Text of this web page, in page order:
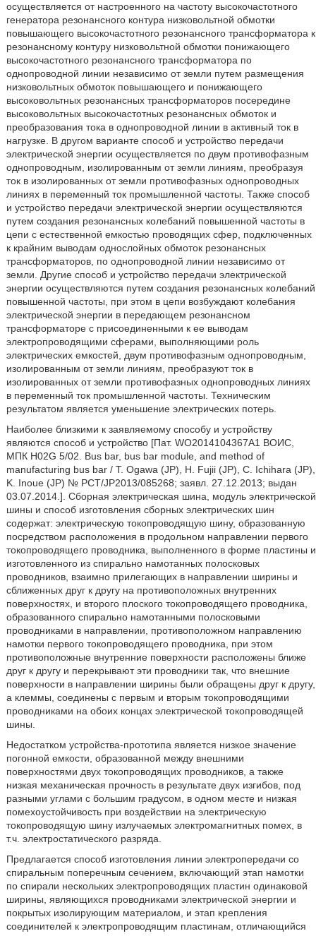
осуществляется от настроенного на частоту высокочастотного
генератора резонансного контура низковольтной обмотки
повышающего высокочастотного резонансного трансформатора к
резонансному контуру низковольтной обмотки понижающего
высокочастотного резонансного трансформатора по
однопроводной линии независимо от земли путем размещения
низковольтных обмоток повышающего и понижающего
высоковольтных резонансных трансформаторов посередине
высоковольтных высокочастотных резонансных обмоток и
преобразования тока в однопроводной линии в активный ток в
нагрузке. В другом варианте способ и устройство передачи
электрической энергии осуществляется по двум противофазным
однопроводным, изолированным от земли линиям, преобразуя
ток в изолированных от земли противофазных однопроводных
линиях в переменный ток промышленной частоты. Также способ
и устройство передачи электрической энергии осуществляются
путем создания резонансных колебаний повышенной частоты в
цепи с естественной емкостью проводящих сфер, подключенных
к крайним выводам однослойных обмоток резонансных
трансформаторов, по однопроводной линии независимо от
земли. Другие способ и устройство передачи электрической
энергии осуществляются путем создания резонансных колебаний
повышенной частоты, при этом в цепи возбуждают колебания
электрической энергии в передающем резонансном
трансформаторе с присоединенными к ее выводам
электропроводящими сферами, выполняющими роль
электрических емкостей, двум противофазным однопроводным,
изолированным от земли линиям, преобразуют ток в
изолированных от земли противофазных однопроводных линиях
в переменный ток промышленной частоты. Техническим
результатом является уменьшение электрических потерь.
Наиболее близкими к заявляемому способу и устройству
являются способ и устройство [Пат. WO2014104367A1 ВОИC,
МПК H02G 5/02. Bus bar, bus bar module, and method of
manufacturing bus bar / T. Ogawa (JP), H. Fujii (JP), C. Ichihara (JP),
K. Inoue (JP) № PCT/JP2013/085268; заявл. 27.12.2013; выдан
03.07.2014.]. Сборная электрическая шина, модуль электрической
шины и способ изготовления сборных электрических шин
содержат: электрическую токопроводящую шину, образованную
посредством расположения в продольном направлении первого
токопроводящего проводника, выполненного в форме пластины и
изготовленного из спирально намотанных полосковых
проводников, взаимно прилегающих в направлении ширины и
сближенных друг к другу на противоположных внутренних
поверхностях, и второго плоского токопроводящего проводника,
образованного спирально намотанными полосковыми
проводниками в направлении, противоположном направлению
намотки первого токопроводящего проводника, при этом
противоположные внутренние поверхности расположены ближе
друг к другу и перекрывают эти проводники так, что внешние
поверхности в направлении ширины были обращены друг к другу,
а клеммы, соединены с первым и вторым токопроводящими
проводниками на обоих концах электрической токопроводящей
шины.
Недостатком устройства-прототипа является низкое значение
погонной емкости, образованной между внешними
поверхностями двух токопроводящих проводников, а также
низкая механическая прочность в результате двух изгибов, под
разными углами с большим градусом, в одном месте и низкая
помехоустойчивость при воздействии на электрическую
токопроводящую шину излучаемых электромагнитных помех, в
т.ч. электростатического разряда.
Предлагается способ изготовления линии электропередачи со
спиральным поперечным сечением, включающий этап намотки
по спирали нескольких электропроводящих пластин одинаковой
ширины, являющихся проводниками электрической энергии и
покрытых изолирующим материалом, и этап крепления
соединителей к электропроводящим пластинам, отличающийся